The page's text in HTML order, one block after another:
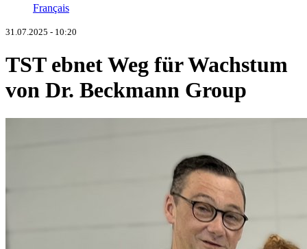
Français
31.07.2025 - 10:20
TST ebnet Weg für Wachstum
von Dr. Beckmann Group